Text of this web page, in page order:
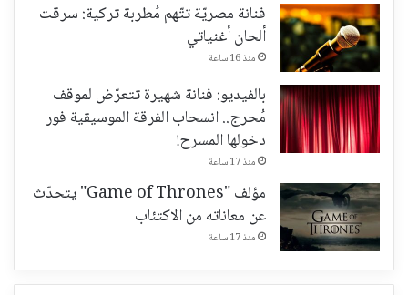
فنانة مصريّة تتّهم مُطربة تركية: سرقت
ألحان أغنياتي
منذ 16 ساعة
بالفيديو: فنانة شهيرة تتعرّض لموقف
مُحرج.. انسحاب الفرقة الموسيقية فور
دخولها المسرح!
منذ 17 ساعة
مؤلف "Game of Thrones" يتحدّث
عن معاناته من الاكتئاب
منذ 17 ساعة